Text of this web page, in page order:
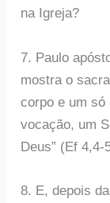
na Igreja?
7. Paulo
mostra o
corpo e um
vocação, um
Deus” (Ef 4,4-
8. E, depois